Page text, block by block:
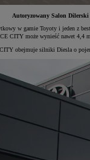
Autoryzowany Salon Dilerski
w gamie Toyoty i jeden z
CITY może wynieść nawet 4,4
obejmuje silniki Diesla o